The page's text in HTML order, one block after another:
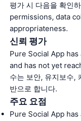
평가 시 다음을 확인
permissions, data
appropriateness.
신뢰 평가
Pure Social App
and has not yet
수는 보안, 유지보수,
반으로 합니다.
주요 요점
Pure Social App